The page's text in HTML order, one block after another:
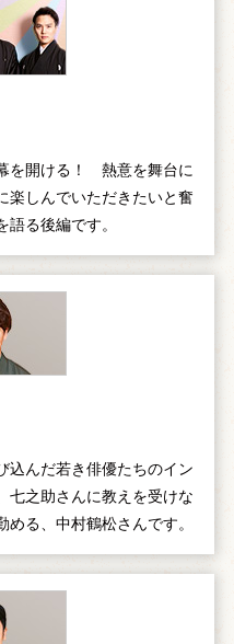
を開ける！ 熱意を舞台に
楽しんでいただきたいと奮
る後編です。
込んだ若き俳優たちのイン
七之助さんに教えを受けな
る、中村鶴松さんです。